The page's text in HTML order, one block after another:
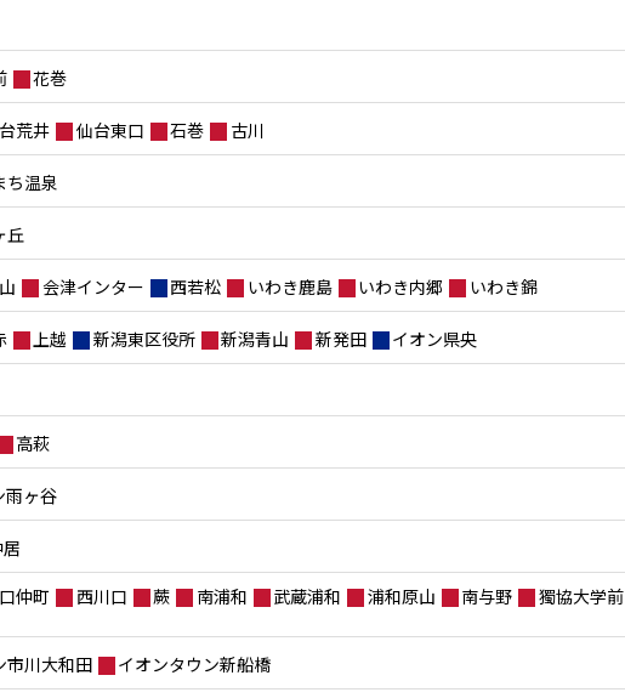
花巻
荒井 仙台東口 石巻 古川
ち温泉
丘
会津インター 西若松 いわき鹿島 いわき内郷 いわき錦
上越 新潟東区役所 新潟青山 新発田 イオン県央
高萩
雨ヶ谷
仲町 西川口 蕨 南浦和 武蔵浦和 浦和原山 南与野 獨協大学前
市川大和田 イオンタウン新船橋